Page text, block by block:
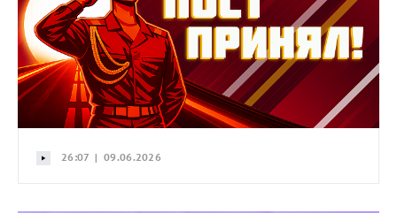
26:07 | 09.06.2026